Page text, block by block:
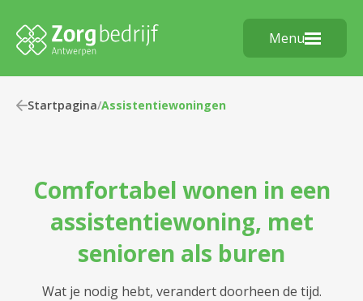
Menu
Startpagina/Assistentiewoningen
Comfortabel wonen in een
assistentiewoning, met
senioren als buren
Wat je nodig hebt, verandert doorheen de tijd.